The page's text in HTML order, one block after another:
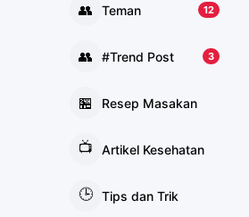
👥 Teman 12
👥 #Trend Post 3
🏪 Resep Masakan
📺 Artikel Kesehatan
🕒 Tips dan Trik